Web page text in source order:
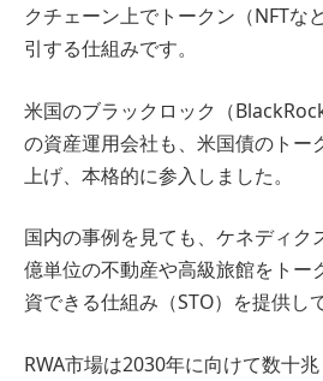
クチェーン上でトークン（NFTな
引する仕組みです。
米国のブラックロック（
の資産運用会社も、米国債のトー
上げ、本格的に参入しました。
国内の事例を見ても、ケネディク
億単位の不動産や高級旅館をトー
資できる仕組み（STO）を提供し
RWA市場は2030年に向けて数十